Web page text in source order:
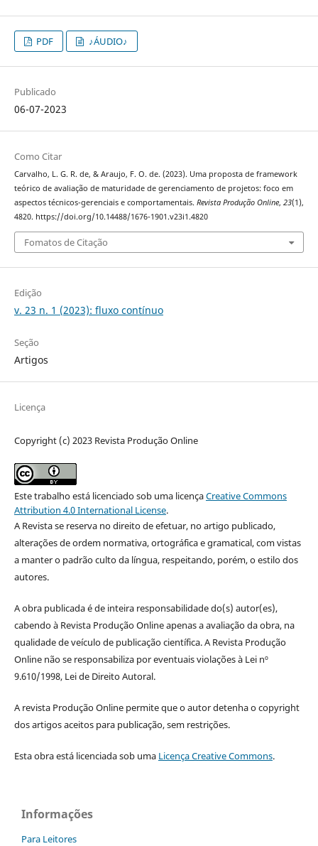
PDF ♪ÁUDIO♪
Publicado
06-07-2023
Como Citar
Carvalho, L. G. R. de, & Araujo, F. O. de. (2023). Uma proposta de framework
teórico de avaliação de maturidade de gerenciamento de projetos: foco em
aspectos técnicos-gerenciais e comportamentais. Revista Produção Online, 23(1),
4820. https://doi.org/10.14488/1676-1901.v23i1.4820
Fomatos de Citação
Edição
v. 23 n. 1 (2023): fluxo contínuo
Seção
Artigos
Licença
Copyright (c) 2023 Revista Produção Online
Este trabalho está licenciado sob uma licençaCreative Commons
Attribution 4.0 International License.
A Revista se reserva no direito de efetuar, no artigo publicado,
alterações de ordem normativa, ortográfica e gramatical, com vistas
a manter o padrão culto da língua, respeitando, porém, o estilo dos
autores.
A obra publicada é de inteira responsabilidade do(s) autor(es),
cabendo à Revista Produção Online apenas a avaliação da obra, na
qualidade de veículo de publicação científica. A Revista Produção
Online não se responsabiliza por eventuais violações à Lei nº
9.610/1998, Lei de Direito Autoral.
A revista Produção Online permite que o autor detenha o copyright
dos artigos aceitos para publicação, sem restrições.
Esta obra está licenciada sob uma Licença Creative Commons.
Informações
Para Leitores